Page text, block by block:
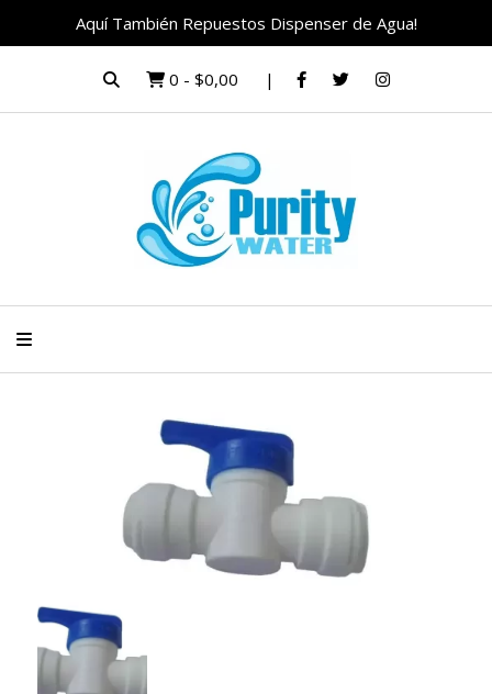
Aquí También Repuestos Dispenser de Agua!
0 - $0,00